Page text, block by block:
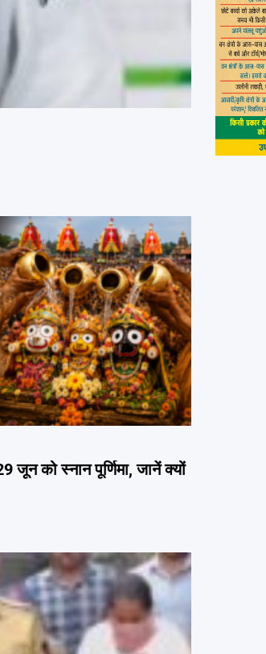
को स्नान पूर्णिमा, जानें क्यों